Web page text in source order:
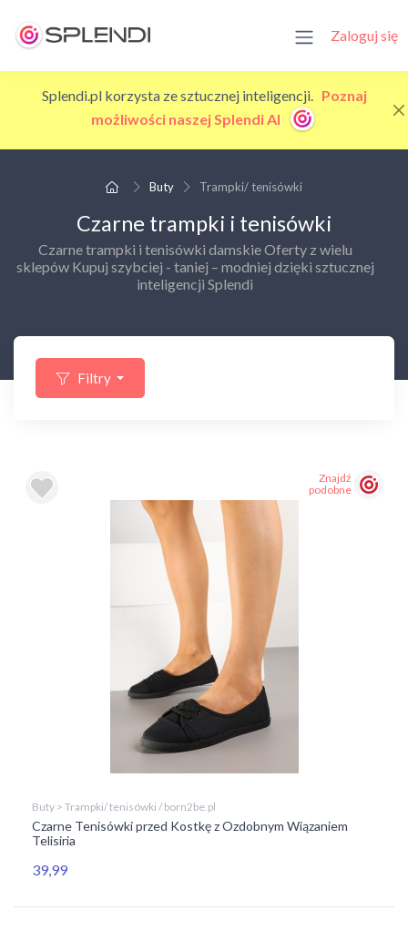
Zaloguj się
Splendi.pl korzysta ze sztucznej inteligencji. Poznaj
możliwości naszej Splendi AI
Buty Trampki/ tenisówki
Czarne trampki i tenisówki
Czarne trampki i tenisówki damskie Oferty z wielu
sklepów Kupuj szybciej - taniej – modniej dzięki sztucznej
inteligencji Splendi
Filtry
Znajdź
podobne
Buty > Trampki/ tenisówki / born2be.pl
Czarne Tenisówki przed Kostkę z Ozdobnym Wiązaniem
Telisiria
39,99